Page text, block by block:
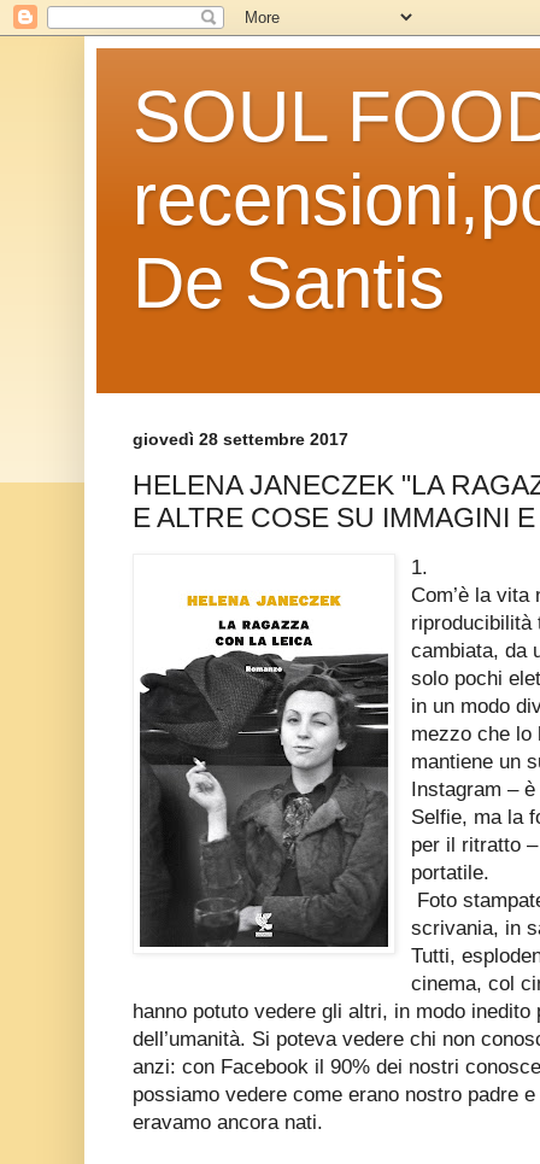
SOUL
De Santis
giovedì 28 settembre 2017
HELENA JANECZEK "LA
E ALTRE COSE SU IMMAGINI
1.
Com’è la vita
riproducibilità
cambiata, da
solo pochi
in un modo
mezzo che lo
mantiene un
Instagram –
Selfie, ma la
per il ritratto
portatile.
Foto
scrivania, in
Tutti,
cinema, col
hanno potuto vedere gli altri, in modo
dell’umanità. Si poteva vedere chi non
anzi: con Facebook il 90% dei nostri
possiamo vedere come erano nostro padre
eravamo ancora nati.